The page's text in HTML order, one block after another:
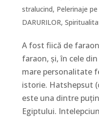
stralucind, Pelerinaje pe
DARURILOR,
A fost fiică de
faraon, şi, în cele
mare personalitate
istorie. Hatshepsut
este una dintre
Egiptului.